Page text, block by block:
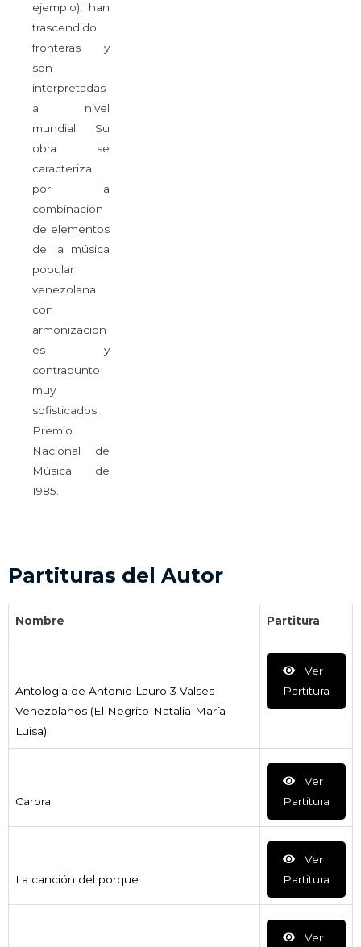
ejemplo), han
trascendido
fronteras y
son
interpretadas
a nivel
mundial. Su
obra se
caracteriza
por la
combinación
de elementos
de la música
popular
venezolana
con
armonizacion
es y
contrapunto
muy
sofisticados.
Premio
Nacional de
Música de
1985.
Partituras del Autor
Nombre Partitura
Antología de Antonio Lauro 3 Valses
Venezolanos (El Negrito-Natalia-María
Luisa)
Ver
Partitura
Carora
Ver
Partitura
La canción del porque
Ver
Partitura
Ver